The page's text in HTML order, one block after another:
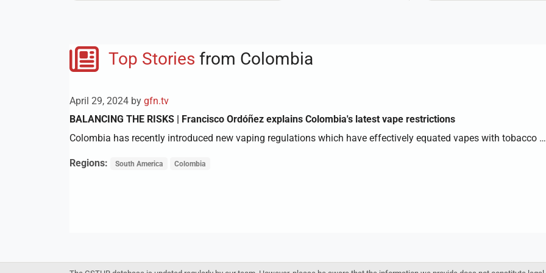
Top Stories from Colombia
April 29, 2024 by gfn.tv
BALANCING THE RISKS | Francisco Ordóñez explains Colombia's latest vape restrictions
Colombia has recently introduced new vaping regulations which have effectively equated vapes with tobacco …
Regions: South America Colombia